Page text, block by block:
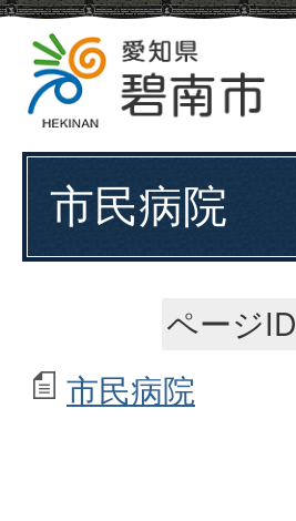
市民病院
ページID
市民病院